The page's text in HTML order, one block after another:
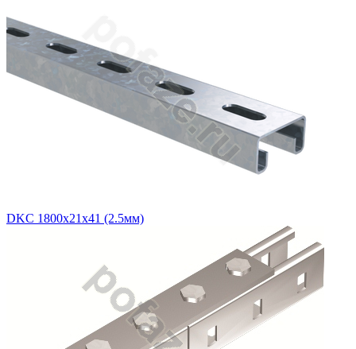
DKC 1800х21х41 (2.5мм)